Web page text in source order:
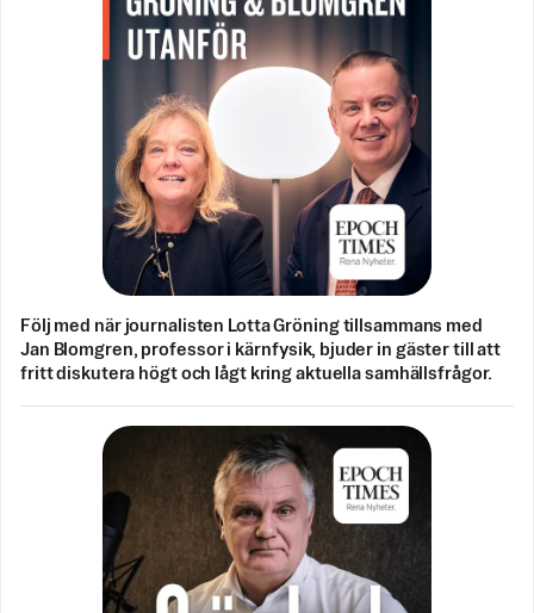
Följ med när journalisten Lotta Gröning tillsammans med
Jan Blomgren, professor i kärnfysik, bjuder in gäster till att
fritt diskutera högt och lågt kring aktuella samhällsfrågor.